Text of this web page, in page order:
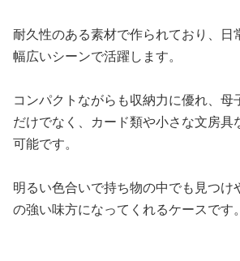
耐久性のある素材で作られており、日
幅広いシーンで活躍します。
コンパクトながらも収納力に優れ、母
だけでなく、カード類や小さな文房具
可能です。
明るい色合いで持ち物の中でも見つけ
の強い味方になってくれるケースです。